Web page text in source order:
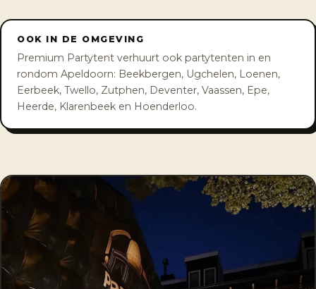
OOK IN DE OMGEVING
Premium Partytent verhuurt ook partytenten in en
rondom Apeldoorn: Beekbergen, Ugchelen, Loenen,
Eerbeek, Twello, Zutphen, Deventer, Vaassen, Epe,
Heerde, Klarenbeek en Hoenderloo.